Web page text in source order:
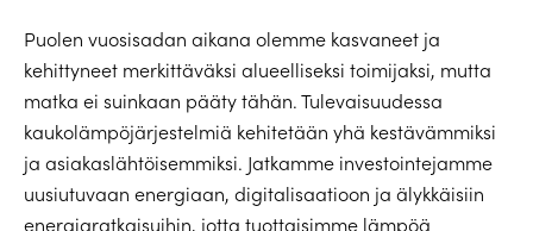
Puolen vuosisadan aikana olemme kasvaneet ja
kehittyneet merkittäväksi alueelliseksi toimijaksi, mutta
matka ei suinkaan pääty tähän. Tulevaisuudessa
kaukolämpöjärjestelmiä kehitetään yhä kestävämmiksi
ja asiakaslähtöisemmiksi. Jatkamme investointejamme
uusiutuvaan energiaan, digitalisaatioon ja älykkäisiin
energiaratkaisuihin, jotta tuottaisimme lämpöä